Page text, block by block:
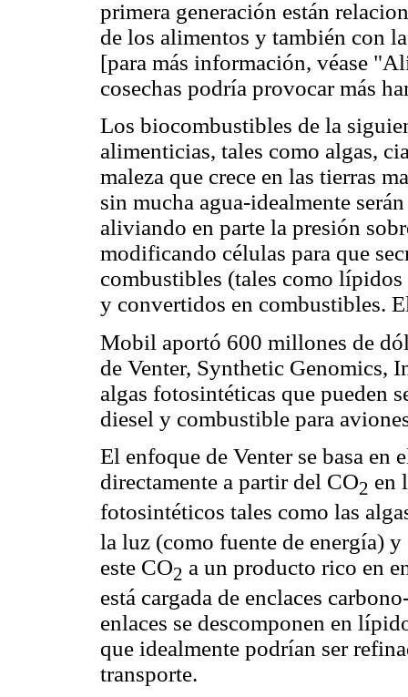
primera generación están
de los alimentos y también con
[para más información, véase
cosechas podría provocar más
Los biocombustibles de la
alimenticias, tales como algas,
maleza que crece en las tierras
sin mucha agua-idealmente
aliviando en parte la presión
modificando células para que
combustibles (tales como
y convertidos en combustibles.
Mobil aportó 600 millones de
de Venter, Synthetic Genomics,
algas fotosintéticas que pueden
diesel y combustible para
El enfoque de Venter se basa
directamente a partir del CO2 en
fotosintéticos tales como las
la luz (como fuente de energía)
este CO2 a un producto rico en
está cargada de enclaces
enlaces se descomponen en
que idealmente podrían ser
transporte.